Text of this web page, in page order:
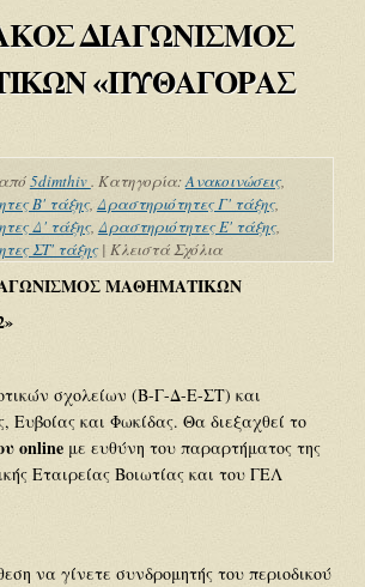
ΔΙΑΓΩΝΙΣΜΟΣ
«ΠΥΘΑΓΟΡΑΣ
5dimthiv. Κατηγορία:Ανακοινώσεις,
Β' τάξης, Δραστηριότητες Γ' τάξης,
Δ' τάξης, Δραστηριότητες Ε' τάξης,
ΣΤ' τάξης| Κλειστά Σχόλια
ΜΑΘΗΜΑΤΙΚΩΝ
σχολείων (Β-Γ-Δ-Ε-ΣΤ) και
Ευβοίας και Φωκίδας. Θα διεξαχθεί το
onlineμε ευθύνη του παραρτήματος της
Εταιρείας Βοιωτίας και του ΓΕΛ
να γίνετε συνδρομητής του περιοδικού